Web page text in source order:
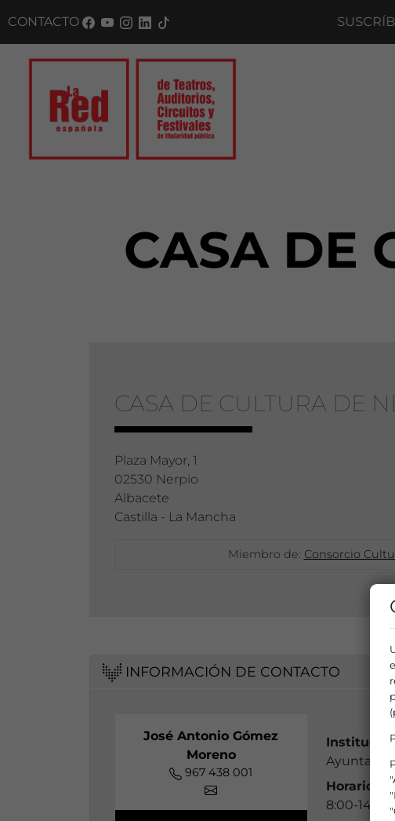
CONTACTO
CASA DE
CASA DE CULTURA DE
Plaza Mayor, 1
02530 Nerpio
Albacete
Castilla - La Mancha
Miembro de: Consorcio
INFORMACIÓN DE CONTACTO
José Antonio Gómez
Moreno
967 438 001
Horario de
8:00-